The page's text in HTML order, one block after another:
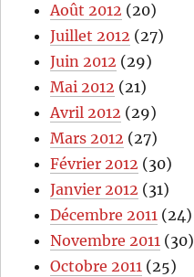
Août 2012 (20)
Juillet 2012 (27)
Juin 2012 (29)
Mai 2012 (21)
Avril 2012 (29)
Mars 2012 (27)
Février 2012 (30)
Janvier 2012 (31)
Décembre 2011 (24)
Novembre 2011 (30)
Octobre 2011 (25)